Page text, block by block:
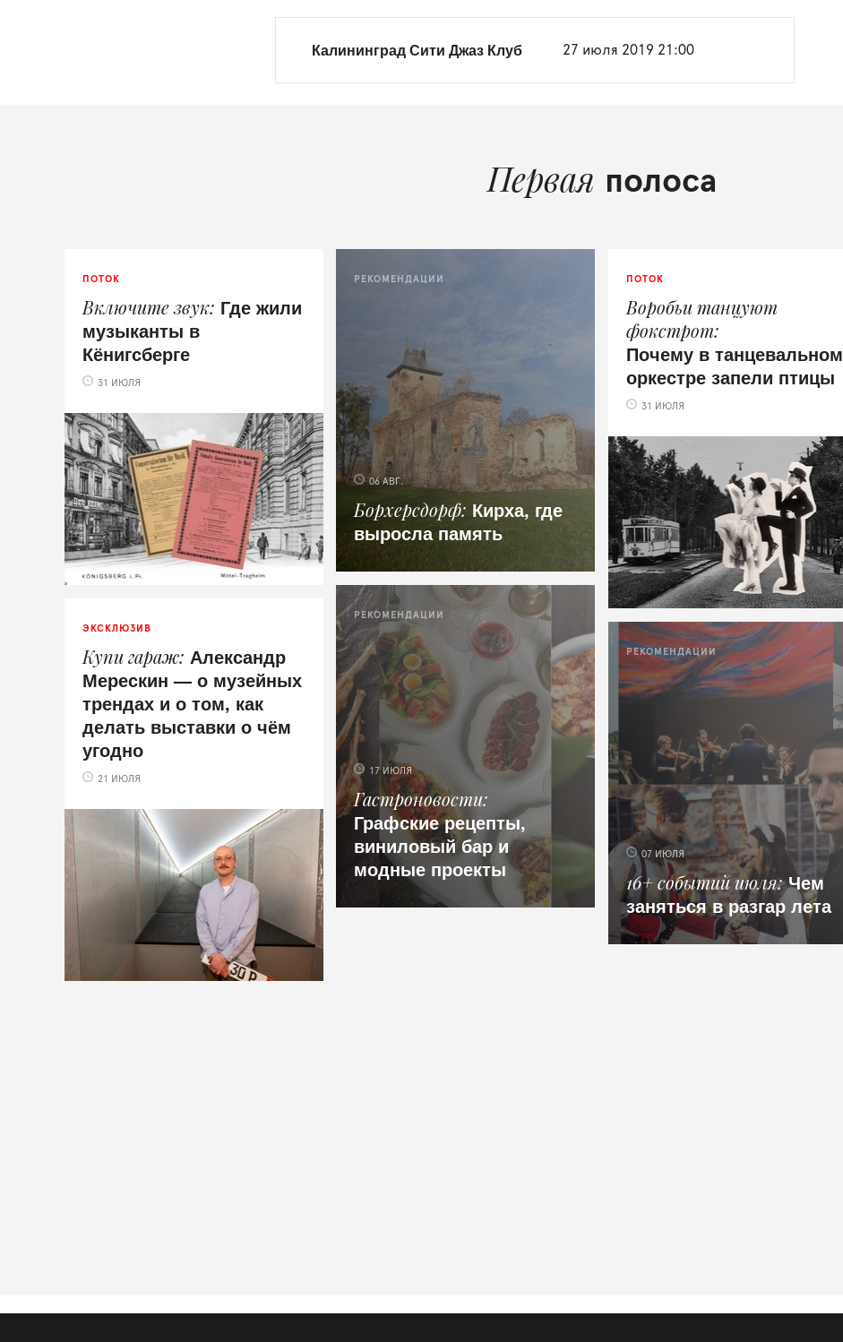
Калининград Сити Джаз Клуб 27 июля 2019 21:00
Первая полоса
ПОТОК
Включите звук Где жили
музыканты в
Кёнигсберге
31 ИЮЛЯ
РЕКОМЕНДАЦИИ
06 АВГ.
Борхерсдорф Кирха, где
выросла память
ПОТОК
Воробьи танцуют
фокстрот
Почему в танцевальном
оркестре запели птицы
31 ИЮЛЯ
РЕКОМЕНДАЦИИ
17 ИЮЛЯ
Гастроновости
Графские рецепты,
виниловый бар и
модные проекты
ЭКСКЛЮЗИВ
Купи гараж Александр
Мерескин — о музейных
трендах и о том, как
делать выставки о чём
угодно
21 ИЮЛЯ
РЕКОМЕНДАЦИИ
07 ИЮЛЯ
16+ событий июля Чем
заняться в разгар лета